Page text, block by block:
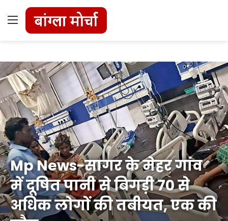
Menu
Mp News-सागर के मेहर गांव
में दूषित पानी से बिगड़ी 70 से
अधिक लोगों की तबीयत, एक की